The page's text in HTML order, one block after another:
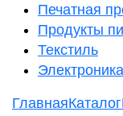
Печатная
Продукты
Текстиль
Электроника
ГлавнаяКаталог